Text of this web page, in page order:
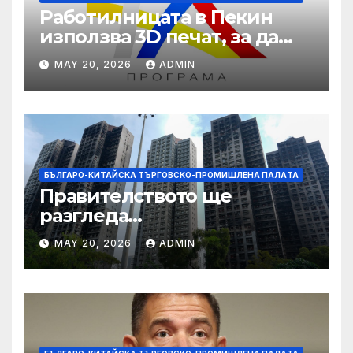
Работилницата в Пекин
използва 3D печат, за да
даде възможност на
работниците с увреждания
MAY 20, 2026 ADMIN
БЪЛГАРО-КИТАЙСКА ТЪРГОВСКО-ПРОМИШЛЕНА ПАЛAТА
Правителството ще
разгледа
застрахователните
претенции на Wang Fuk
Court по план за обратно
изкупуване: Хоп
MAY 20, 2026 ADMIN